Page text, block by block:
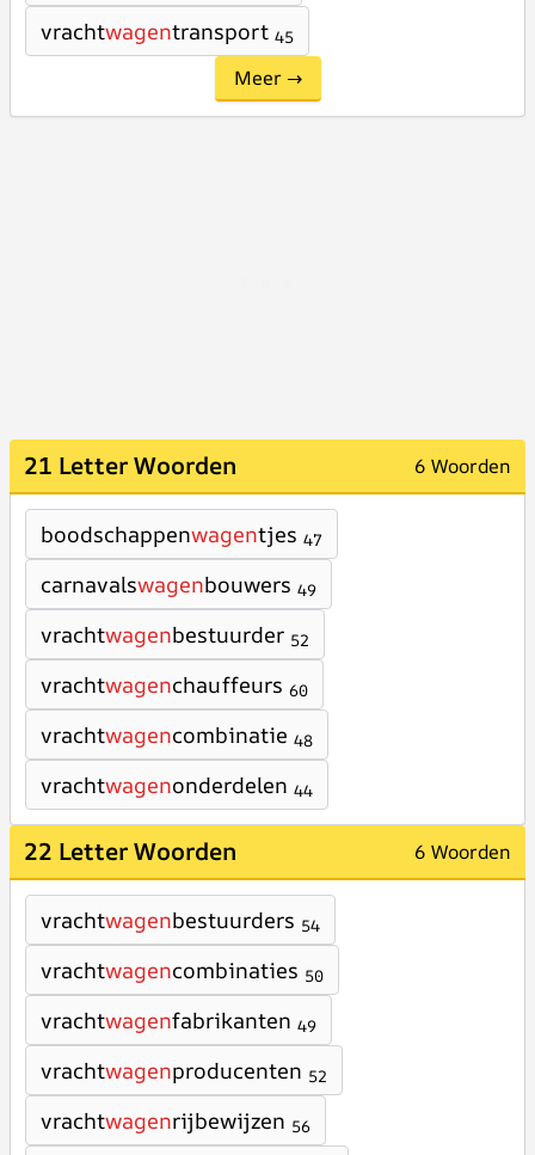
vrachtwagentransport 45
Meer →
21 Letter Woorden 6 Woorden
boodschappenwagentjes 47
carnavalswagenbouwers 49
vrachtwagenbestuurder 52
vrachtwagenchauffeurs 60
vrachtwagencombinatie 48
vrachtwagenonderdelen 44
22 Letter Woorden 6 Woorden
vrachtwagenbestuurders 54
vrachtwagencombinaties 50
vrachtwagenfabrikanten 49
vrachtwagenproducenten 52
vrachtwagenrijbewijzen 56